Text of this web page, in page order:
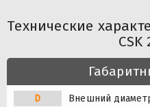
Технические
CSK
D Внешний